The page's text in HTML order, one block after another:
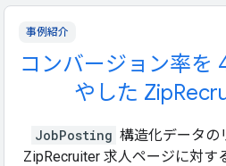
事例紹介
コンバージョン率を
やした
JobPosting 構造化データの
ZipRecruiter 求人ページに対す